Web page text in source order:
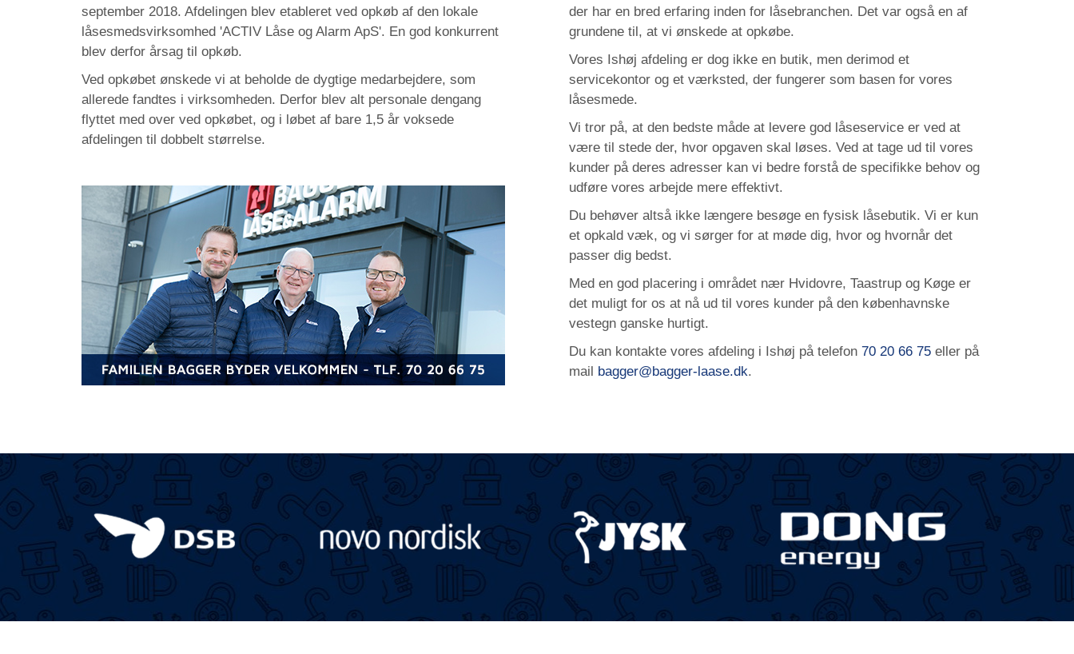
september 2018. Afdelingen blev etableret ved opkøb af den lokale
låsesmedsvirksomhed 'ACTIV Låse og Alarm ApS'. En god konkurrent
blev derfor årsag til opkøb.
Ved opkøbet ønskede vi at beholde de dygtige medarbejdere, som
allerede fandtes i virksomheden. Derfor blev alt personale dengang
flyttet med over ved opkøbet, og i løbet af bare 1,5 år voksede
afdelingen til dobbelt størrelse.
der har en bred erfaring inden for låsebranchen. Det var også en af
grundene til, at vi ønskede at opkøbe.
Vores Ishøj afdeling er dog ikke en butik, men derimod et
servicekontor og et værksted, der fungerer som basen for vores
låsesmede.
Vi tror på, at den bedste måde at levere god låseservice er ved at
være til stede der, hvor opgaven skal løses. Ved at tage ud til vores
kunder på deres adresser kan vi bedre forstå de specifikke behov og
udføre vores arbejde mere effektivt.
Du behøver altså ikke længere besøge en fysisk låsebutik. Vi er kun
et opkald væk, og vi sørger for at møde dig, hvor og hvornår det
passer dig bedst.
Med en god placering i området nær Hvidovre, Taastrup og Køge er
det muligt for os at nå ud til vores kunder på den københavnske
vestegn ganske hurtigt.
Du kan kontakte vores afdeling i Ishøj på telefon 70 20 66 75 eller på
mail bagger@bagger-laase.dk.